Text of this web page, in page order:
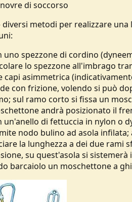
di soccorso
diversi metodi per realizzare
uno spezzone di cordino
lo spezzone all'imbrago
capi asimmetrica
con frizione, volendo si può
sul ramo corto si fissa un
andrà posizionato il
un'anello di fettuccia in nylon o
nodo bulino ad asola
la lunghezza a dei due rami
su quest'asola si
barcaiolo un moschettone a